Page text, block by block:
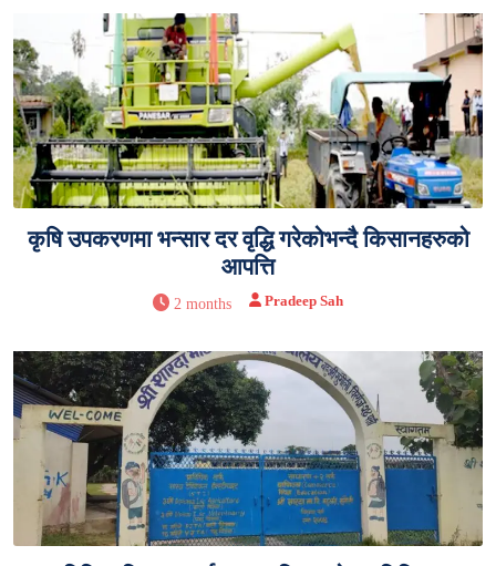
कृषि उपकरणमा भन्सार दर वृद्धि गरेकोभन्दै किसानहरुको
आपत्ति
2 months Pradeep Sah